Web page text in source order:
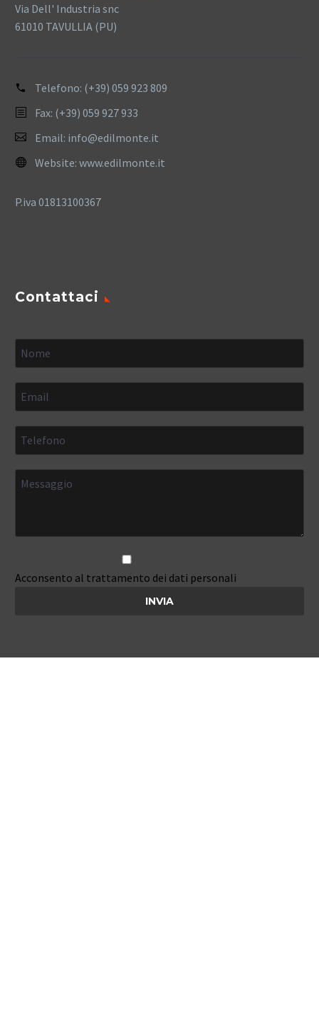
Via Dell' Industria snc
61010 TAVULLIA (PU)
Telefono: (+39) 059 923 809
Fax: (+39) 059 927 933
Email: info@edilmonte.it
Website: www.edilmonte.it
P.iva 01813100367
Contattaci
Acconsento al trattamento dei dati personali